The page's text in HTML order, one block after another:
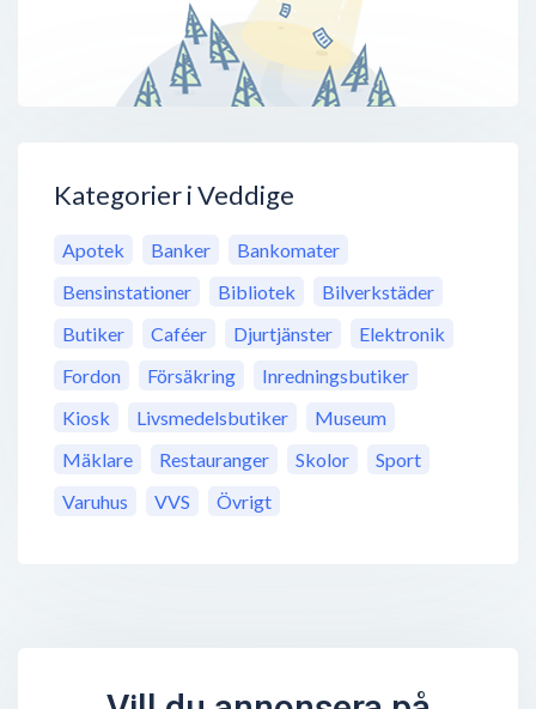
Kategorier i Veddige
Apotek Banker
Bankomater
Bensinstationer
Bibliotek
Bilverkstäder
Butiker
Caféer Djurtjänster
Elektronik
Fordon
Försäkring
Inredningsbutiker
Kiosk
Livsmedelsbutiker
Museum
Mäklare
Restauranger Skolor
Sport
Varuhus
VVS Övrigt